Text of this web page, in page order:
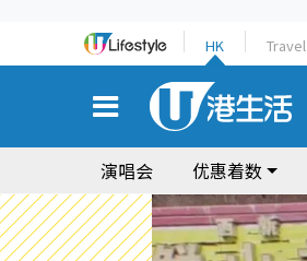
HK Travel
演唱会 优惠着数